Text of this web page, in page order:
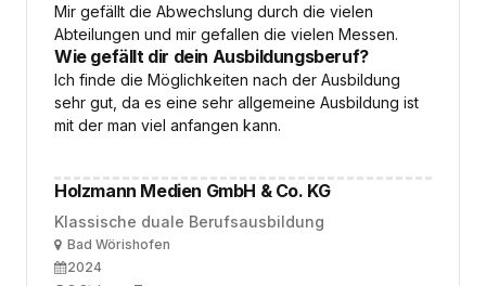
Mir gefällt die Abwechslung durch die vielen
Abteilungen und mir gefallen die vielen Messen.
Wie gefällt dir dein Ausbildungsberuf?
Ich finde die Möglichkeiten nach der Ausbildung
sehr gut, da es eine sehr allgemeine Ausbildung ist
mit der man viel anfangen kann.
Holzmann Medien GmbH & Co. KG
Klassische duale Berufsausbildung
OrtBad Wörishofen
Ausbildungsbeginn
2024